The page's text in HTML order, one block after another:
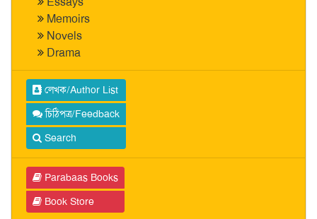
Memoirs
Novels
Drama
লেখক/Author List
চিঠিপত্র/Feedback
Search
Parabaas Books
Book Store